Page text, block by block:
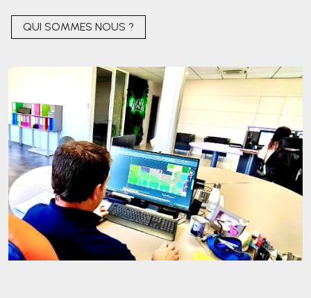
QUI SOMMES NOUS ?